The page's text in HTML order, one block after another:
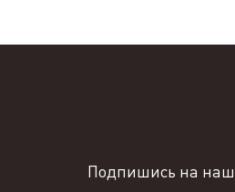
Подпишись на